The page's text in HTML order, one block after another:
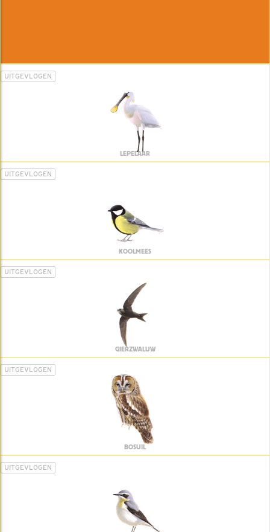
UITGEVLOGEN
LEPELAAR
UITGEVLOGEN
KOOLMEES
UITGEVLOGEN
GIERZWALUW
UITGEVLOGEN
BOSUIL
UITGEVLOGEN